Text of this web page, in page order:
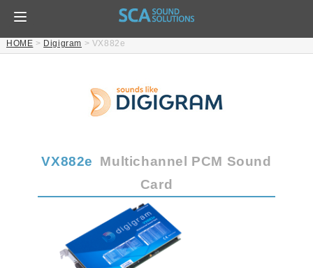
HOME > Digigram > VX882e
VX882e
Multichannel PCM Sound
Card